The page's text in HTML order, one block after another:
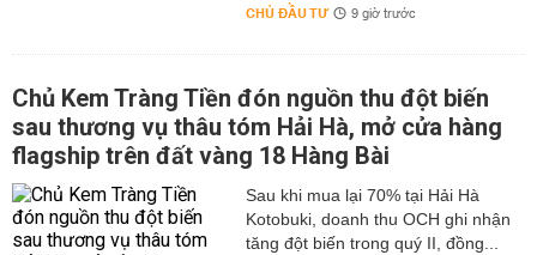
CHỦ ĐẦU TƯ 9 giờ trước
Chủ Kem Tràng Tiền đón nguồn thu đột biến
sau thương vụ thâu tóm Hải Hà, mở cửa hàng
flagship trên đất vàng 18 Hàng Bài
Sau khi mua lại 70% tại Hải Hà
Kotobuki, doanh thu OCH ghi nhận
tăng đột biến trong quý II, đồng...